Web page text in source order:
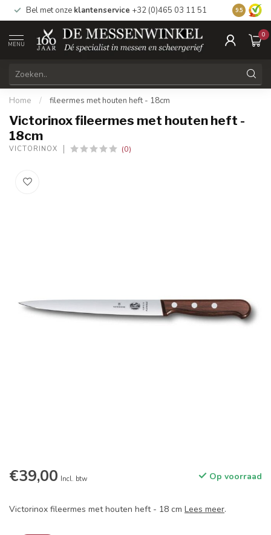
Bel met onze klantenservice +32 (0)465 03 11 51 Bezoek
9.5
MENU
0
Home / fileermes met houten heft - 18cm
Victorinox fileermes met houten heft -
18cm
VICTORINOX (0)
€39,00 Incl. btw Op voorraad
Victorinox fileermes met houten heft - 18 cm Lees meer.